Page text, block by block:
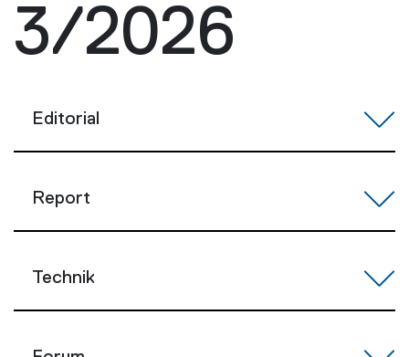
3/2026
Editorial
Report
Technik